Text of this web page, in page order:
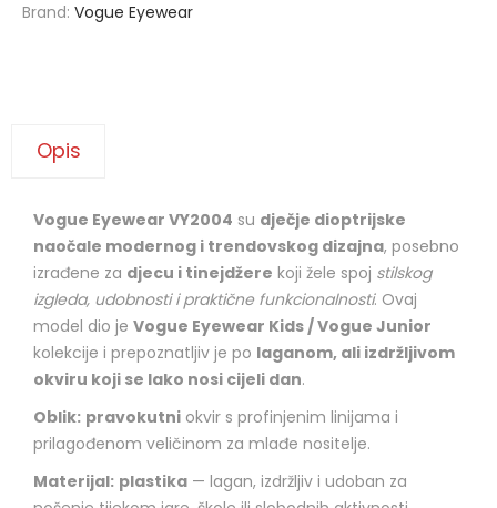
Brand: Vogue Eyewear
Opis
Vogue Eyewear VY2004 su dječje dioptrijske
naočale modernog i trendovskog dizajna, posebno
izrađene za djecu i tinejdžere koji žele spoj stilskog
izgleda, udobnosti i praktične funkcionalnosti. Ovaj
model dio je Vogue Eyewear Kids / Vogue Junior
kolekcije i prepoznatljiv je po laganom, ali izdržljivom
okviru koji se lako nosi cijeli dan.
Oblik: pravokutni okvir s profinjenim linijama i
prilagođenom veličinom za mlađe nositelje.
Materijal: plastika — lagan, izdržljiv i udoban za